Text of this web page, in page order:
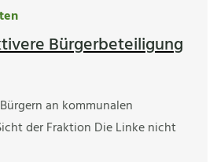
Bürgerbeteiligung
an kommunalen
der Fraktion Die Linke nicht